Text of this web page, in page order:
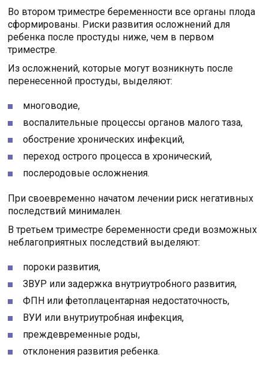
Во втором триместре беременности все органы плода
сформированы. Риски развития осложнений для
ребенка после простуды ниже, чем в первом
триместре.
Из осложнений, которые могут возникнуть после
перенесенной простуды, выделяют:
многоводие,
воспалительные процессы органов малого таза,
обострение хронических инфекций,
переход острого процесса в хронический,
послеродовые осложнения.
При своевременно начатом лечении риск негативных
последствий минимален.
В третьем триместре беременности среди возможных
неблагоприятных последствий выделяют:
пороки развития,
ЗВУР или задержка внутриутробного развития,
ФПН или фетоплацентарная недостаточность,
ВУИ или внутриутробная инфекция,
преждевременные роды,
отклонения развития ребенка.